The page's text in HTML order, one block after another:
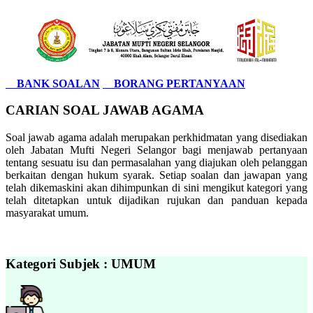
BANK SOALAN BORANG PERTANYAAN
CARIAN SOAL JAWAB AGAMA
Soal jawab agama adalah merupakan perkhidmatan yang disediakan
oleh Jabatan Mufti Negeri Selangor bagi menjawab pertanyaan
tentang sesuatu isu dan permasalahan yang diajukan oleh pelanggan
berkaitan dengan hukum syarak. Setiap soalan dan jawapan yang
telah dikemaskini akan dihimpunkan di sini mengikut kategori yang
telah ditetapkan untuk dijadikan rujukan dan panduan kepada
masyarakat umum.
Kategori Subjek : UMUM